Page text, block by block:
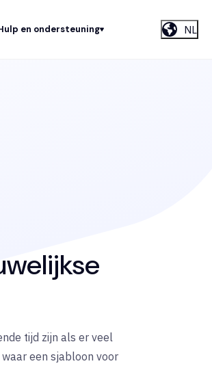
en ondersteuning NL
tijd zijn als er veel
een sjabloon voor